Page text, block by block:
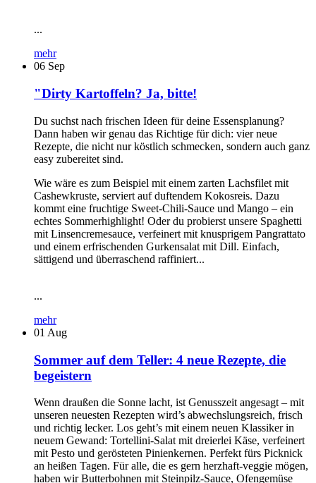
...
mehr
06 Sep
"Dirty Kartoffeln? Ja, bitte!
Du suchst nach frischen Ideen für deine Essensplanung?
Dann haben wir genau das Richtige für dich: vier neue
Rezepte, die nicht nur köstlich schmecken, sondern auch ganz
easy zubereitet sind.
Wie wäre es zum Beispiel mit einem zarten Lachsfilet mit
Cashewkruste, serviert auf duftendem Kokosreis. Dazu
kommt eine fruchtige Sweet-Chili-Sauce und Mango – ein
echtes Sommerhighlight! Oder du probierst unsere Spaghetti
mit Linsencremesauce, verfeinert mit knusprigem Pangrattato
und einem erfrischenden Gurkensalat mit Dill. Einfach,
sättigend und überraschend raffiniert...
...
mehr
01 Aug
Sommer auf dem Teller: 4 neue Rezepte, die
begeistern
Wenn draußen die Sonne lacht, ist Genusszeit angesagt – mit
unseren neuesten Rezepten wird’s abwechslungsreich, frisch
und richtig lecker. Los geht’s mit einem neuen Klassiker in
neuem Gewand: Tortellini-Salat mit dreierlei Käse, verfeinert
mit Pesto und gerösteten Pinienkernen. Perfekt fürs Picknick
an heißen Tagen. Für alle, die es gern herzhaft-veggie mögen,
haben wir Butterbohnen mit Steinpilz-Sauce, Ofengemüse